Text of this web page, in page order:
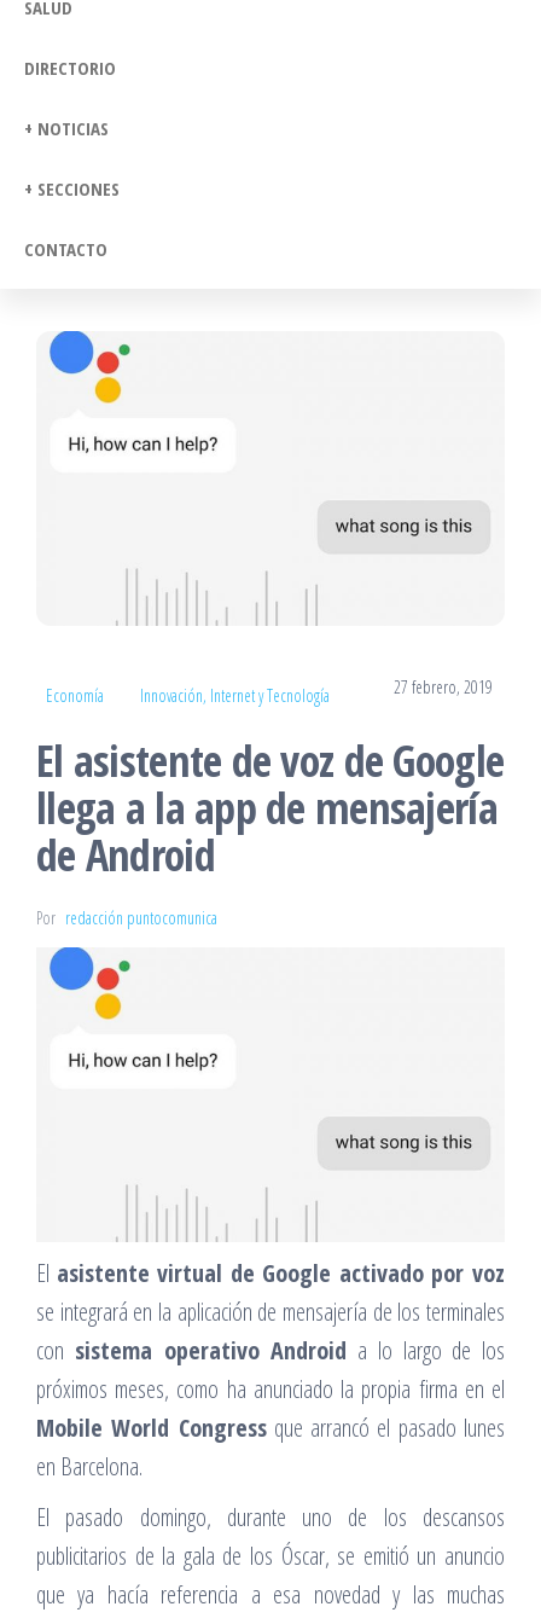
SALUD
DIRECTORIO
+ NOTICIAS
+ SECCIONES
CONTACTO
Economía Innovación, Internet y Tecnología 27 febrero, 2019
El asistente de voz de Google
llega a la app de mensajería
de Android
Por redacción puntocomunica
El asistente virtual de Google activado por voz
se integrará en la aplicación de mensajería de los terminales
con sistema operativo Android a lo largo de los
próximos meses, como ha anunciado la propia firma en el
Mobile World Congressque arrancó el pasado lunes
en Barcelona.
El pasado domingo, durante uno de los descansos
publicitarios de la gala de los Óscar, se emitió un anuncio
que ya hacía referencia a esa novedad y las muchas